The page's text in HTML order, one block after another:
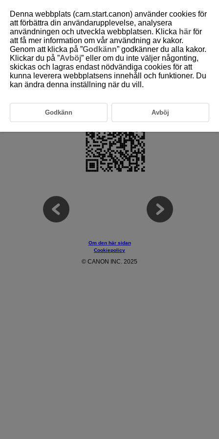
D250-111
Kompatibla tillbehör
Kontrollera följande webbplats för information om kompatibla tillbehör.
Om den här sidan
Cookiepolicy
© CANON INC. 2025
Denna webbplats (cam.start.canon) använder cookies för
att förbättra din användarupplevelse, analysera
användningen och utveckla webbplatsen. Klicka här för
att få mer information om vår användning av kakor.
Genom att klicka på ”Godkänn” godkänner du alla kakor.
Klickar du på ”Avböj” eller om du inte väljer någonting,
skickas och lagras endast nödvändiga cookies för att
kunna leverera webbplatsens innehåll och funktioner. Du
kan ändra denna inställning när du vill.
Godkänn Avböj